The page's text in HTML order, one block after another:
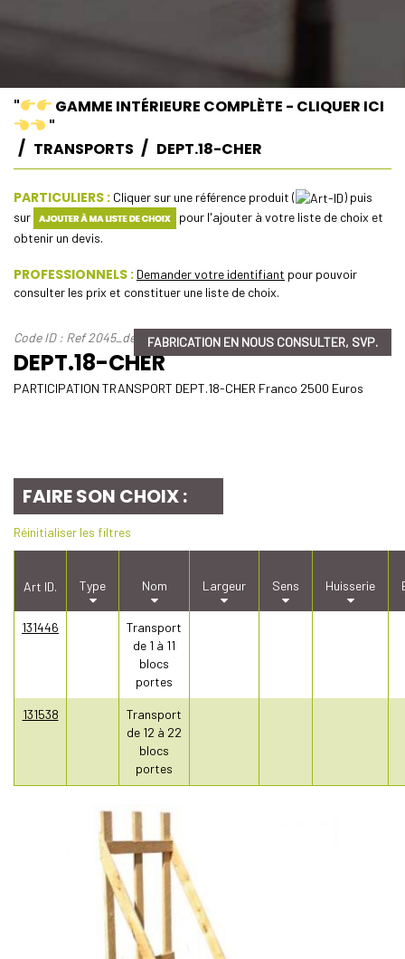
"
GAMME INTÉRIEURE COMPLÈTE - CLIQUER ICI
"
TRANSPORTS
DEPT.18-CHER
PARTICULIERS : Cliquer sur une référence produit (
) puis
sur
pour l'ajouter à votre liste de choix et
obtenir un devis.
PROFESSIONNELS : Demander votre identifiant pour pouvoir
consulter les prix et constituer une liste de choix.
Code ID : Ref 2045_dept-18-cher
DEPT.18-CHER
FABRICATION EN NOUS CONSULTER, SVP.
PARTICIPATION TRANSPORT DEPT.18-CHER Franco 2500 Euros
FAIRE SON CHOIX :
Réinitialiser les filtres
Art ID. Type Nom Largeur Sens Huisserie
131446
Transport
de 1 à 11
blocs
portes
131538
Transport
de 12 à 22
blocs
portes